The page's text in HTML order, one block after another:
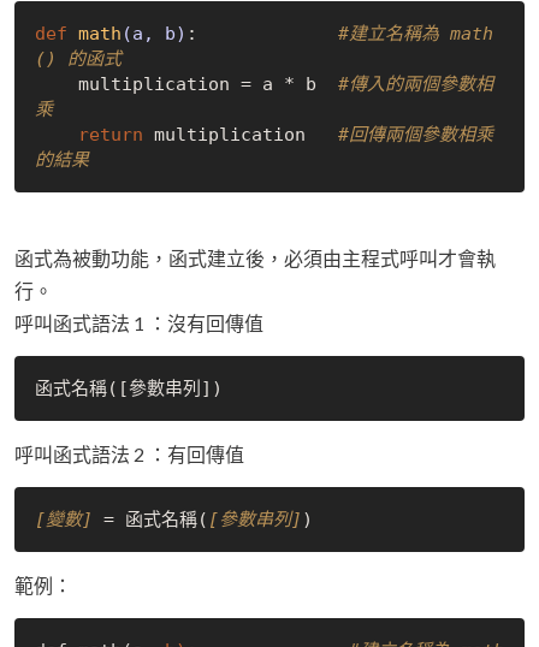
def math (a, b) : #建立名稱為 math
() 的函式
    multiplication = a * b
#傳入的兩個參數相
乘
return multiplication #回傳兩個參數相乘
的結果
函式為被動功能，函式建立後，必須由主程式呼叫才會執
行。
呼叫函式語法 1 ：沒有回傳值
函式名稱( [參數串列]
呼叫函式語法 2 ：有回傳值
[變數] = 函式名稱( [參數串列]
範例：